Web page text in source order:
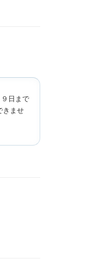
日まで
きませ